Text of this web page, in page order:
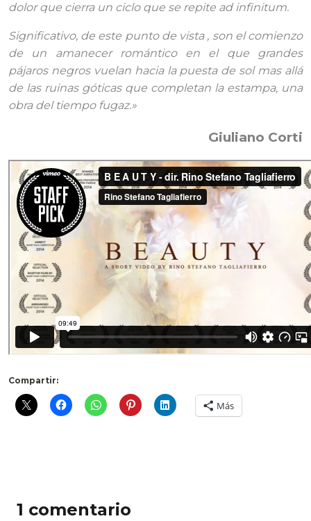
dolor que cierra un ciclo que se repite ad infinitum.
Significativo, de este punto de vista , son el comienzo
de un amanecer romántico en el que grandes
pájaros negros vuelan hacia la puesta de sol mas allá
de las ruinas góticas que completan la estampa, una
obra del tiempo fugaz.»
Giuliano Corti
Compartir:
Más
1 comentario